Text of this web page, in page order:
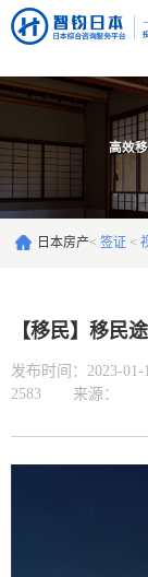
高效
日本房产< 签证 <
【移民】移民
发布时间：2023-01-
2583
来源：